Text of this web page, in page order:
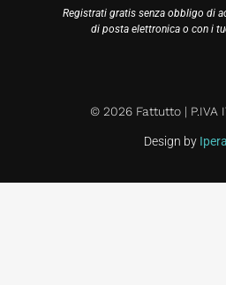
Registrati gratis senza obbligo di
di posta elettronica o con i
© 2026 Fattutto | P.IVA
Design by